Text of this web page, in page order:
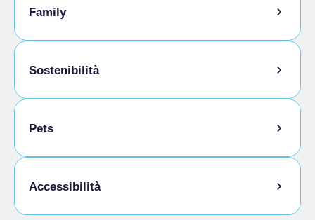
Family
Baby sitting
Sostenibilità
Locale ricovero bici
Pets
Animali ammessi al guinzaglio
Accessibilità